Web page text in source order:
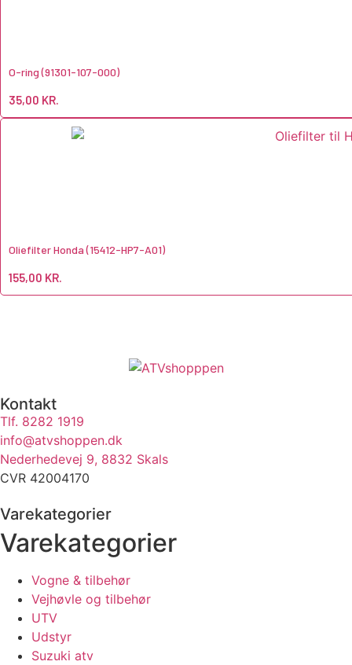
O-ring (91301-107-000)
35,00 KR.
Oliefilter Honda (15412-HP7-A01)
155,00 KR.
Kontakt
Tlf. 8282 1919
info@atvshoppen.dk
Nederhedevej 9, 8832 Skals
CVR 42004170
Varekategorier
Varekategorier
Vogne & tilbehør
Vejhøvle og tilbehør
UTV
Udstyr
Suzuki atv